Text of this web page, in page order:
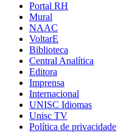
Portal RH
Mural
NAAC
VoltarE
Biblioteca
Central Analítica
Editora
Imprensa
Internacional
UNISC Idiomas
Unisc TV
Política de privacidade